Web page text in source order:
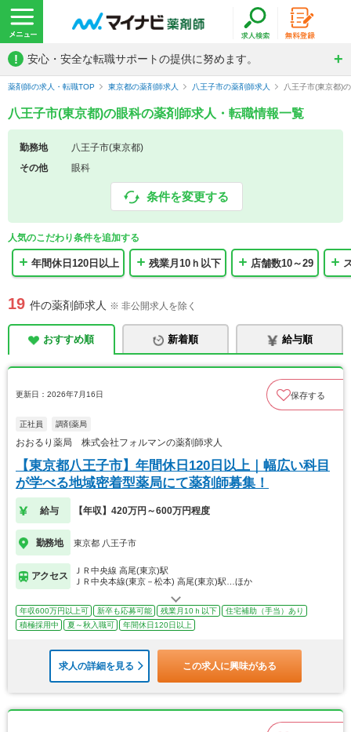
! 安心・安全な転職サポートの提供に努めます。
薬剤師の求人・転職TOP 東京都の薬剤師求人 八王子市の薬剤師求人 八王子市(東京都)
八王子市(東京都)の眼科の薬剤師求人・転職情報一覧
勤務地
八王子市(東京都)
その他
眼科
条件を変更する
人気のこだわり条件を追加する
年間休日120日以上 残業月10ｈ以下 店舗数10～29
19 件の薬剤師求人 ※ 非公開求人を除く
おすすめ順 新着順 給与順
更新日：2026年7月16日 保存する
正社員 調剤薬局
おおるり薬局 株式会社フォルマンの薬剤師求人
【東京都八王子市】年間休日120日以上｜幅広い科目
が学べる地域密着型薬局にて薬剤師募集！
給与 【年収】420万円～600万円程度
勤務地 東京都 八王子市
アクセス
ＪＲ中央線 高尾(東京)駅
ＪＲ中央本線(東京－松本) 高尾(東京)駅…ほか
年収600万円以上可 新卒も応募可能 残業月10ｈ以下
住宅補助（手当）あり
積極採用中
夏～秋入職可 年間休日120日以上
求人の詳細を見る この求人に興味がある